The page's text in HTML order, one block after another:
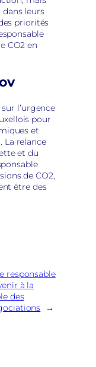
leurs
priorités
CO2 en
l’urgence
pour
et
La relance
et du
de CO2,
être des
responsable
à la
des
→